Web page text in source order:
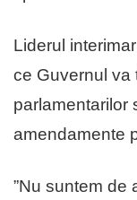
Liderul
ce Guvernul va
parlamentarilor
amendamente
”Nu suntem de